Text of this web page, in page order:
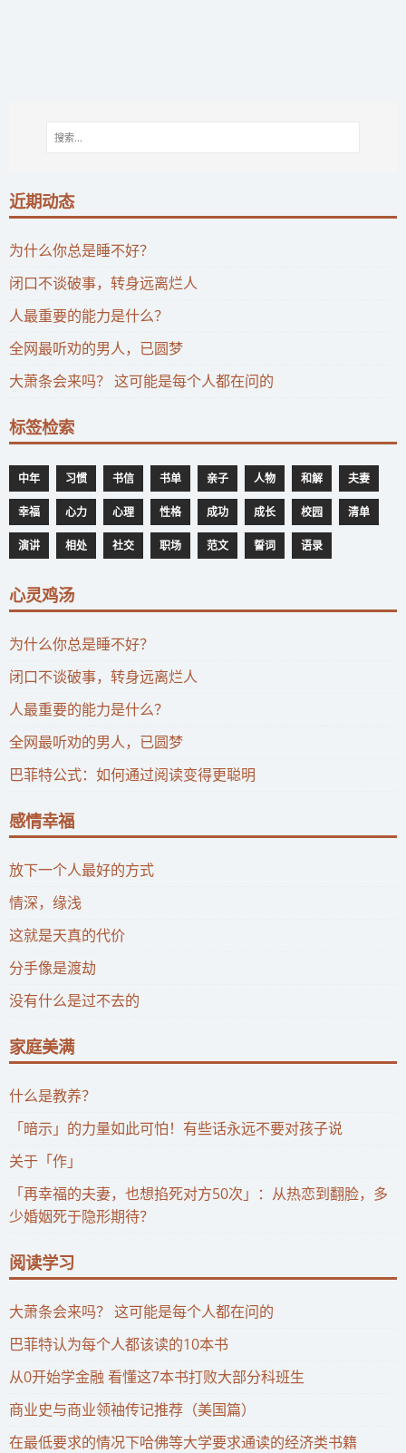
近期动态
为什么你总是睡不好？
闭口不谈破事，转身远离烂人
人最重要的能力是什么？
全网最听劝的男人，已圆梦
大萧条会来吗？ 这可能是每个人都在问的
标签检索
中年 习惯 书信 书单 亲子 人物 和解 夫妻
幸福 心力 心理 性格 成功 成长 校园 清单
演讲 相处 社交 职场 范文 誓词 语录
心灵鸡汤
为什么你总是睡不好？
闭口不谈破事，转身远离烂人
人最重要的能力是什么？
全网最听劝的男人，已圆梦
巴菲特公式：如何通过阅读变得更聪明
感情幸福
放下一个人最好的方式
情深，缘浅
这就是天真的代价
分手像是渡劫
没有什么是过不去的
家庭美满
什么是教养？
「暗示」的力量如此可怕！有些话永远不要对孩子说
关于「作」
「再幸福的夫妻，也想掐死对方50次」：从热恋到翻脸，多
少婚姻死于隐形期待？
阅读学习
大萧条会来吗？ 这可能是每个人都在问的
巴菲特认为每个人都该读的10本书
从0开始学金融 看懂这7本书打败大部分科班生
商业史与商业领袖传记推荐（美国篇）
在最低要求的情况下哈佛等大学要求通读的经济类书籍